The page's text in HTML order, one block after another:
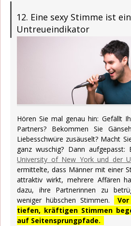
12. Eine sexy Stimme ist ein
Untreueindikator
Hören Sie mal genau hin: Gefällt
Partners? Bekommen Sie
Liebesschwüre zusäuselt? Macht
ganz wuschig? Dann aufgepasst:
University of New York und der
ermittelte, dass Männer mit einer
attraktiv wirkt, mehrere Affären
dazu, ihre Partnerinnen zu
weniger hübschen Stimmen.
tiefen, kräftigen Stimmen
auf Seitensprungpfade.